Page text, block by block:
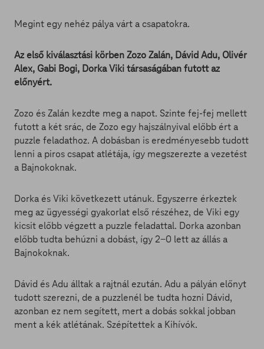
Megint egy nehéz pálya várt a csapatokra.
Az első kiválasztási körben Zozo Zalán, Dávid Adu, Olivér
Alex, Gabi Bogi, Dorka Viki társaságában futott az
előnyért.
Zozo és Zalán kezdte meg a napot. Szinte fej-fej mellett
futott a két srác, de Zozo egy hajszálnyival előbb ért a
puzzle feladathoz. A dobásban is eredményesebb tudott
lenni a piros csapat atlétája, így megszerezte a vezetést
a Bajnokoknak.
Dorka és Viki következett utánuk. Egyszerre érkeztek
meg az ügyességi gyakorlat első részéhez, de Viki egy
kicsit előbb végzett a puzzle feladattal. Dorka azonban
előbb tudta behúzni a dobást, így 2-0 lett az állás a
Bajnokoknak.
Dávid és Adu álltak a rajtnál ezután. Adu a pályán előnyt
tudott szerezni, de a puzzlenél be tudta hozni Dávid,
azonban ez nem segített, mert a dobás sokkal jobban
ment a kék atlétának. Szépítettek a Kihívók.